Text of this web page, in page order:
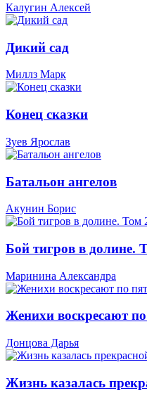
Калугин Алексей
Дикий сад
Миллз Марк
Конец сказки
Зуев Ярослав
Батальон ангелов
Акунин Борис
Бой тигров в долине.
Маринина Александра
Женихи воскресают
Донцова Дарья
Жизнь казалась